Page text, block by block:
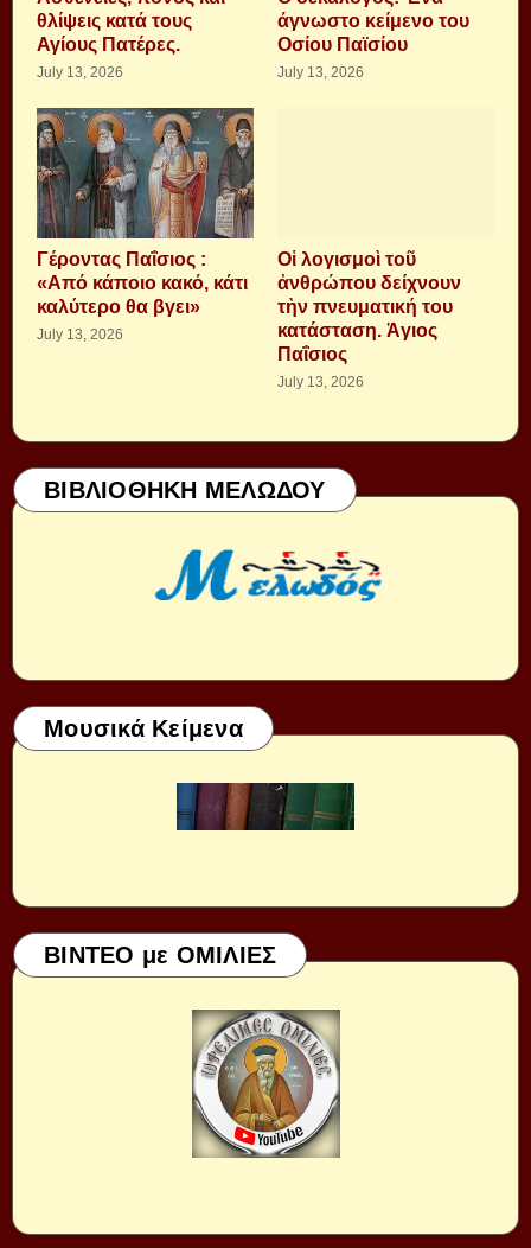
θλίψεις κατά τους
Αγίους Πατέρες.
July 13, 2026
άγνωστο κείμενο του
Οσίου Παϊσίου
July 13, 2026
Γέροντας Παΐσιος :
«Από κάποιο κακό, κάτι
καλύτερο θα βγει»
July 13, 2026
Οἱ λογισμοὶ τοῦ
ἀνθρώπου δείχνουν
τὴν πνευματική του
κατάσταση. Ἁγιος
Παΐσιος
July 13, 2026
ΒΙΒΛΙΟΘΗΚΗ ΜΕΛΩΔΟΥ
Μουσικά Κείμενα
ΒΙΝΤΕΟ με ΟΜΙΛΙΕΣ